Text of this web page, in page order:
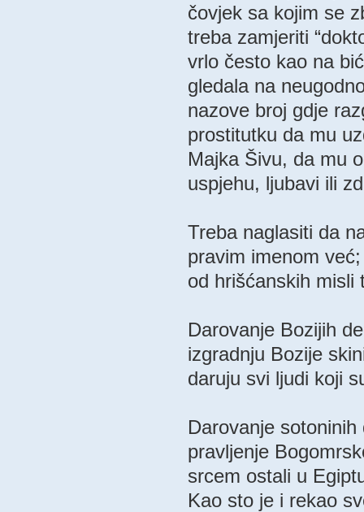
čovjek sa kojim se
treba zamjeriti
vrlo često kao na
gledala na
nazove broj gdje
prostitutku da mu
Majka Šivu, da mu
uspjehu, ljubavi ili
Treba naglasiti da
pravim imenom
od hrišćanskih misli
Darovanje Bozijih
izgradnju Bozije
daruju svi ljudi koji
Darovanje
pravljenje
srcem ostali u
Kao sto je i rekao